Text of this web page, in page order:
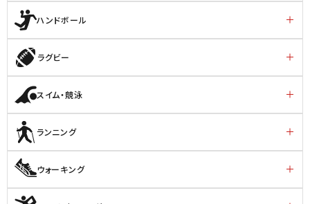
ハンドボール
ラグビー
スイム・競泳
ランニング
ウォーキング